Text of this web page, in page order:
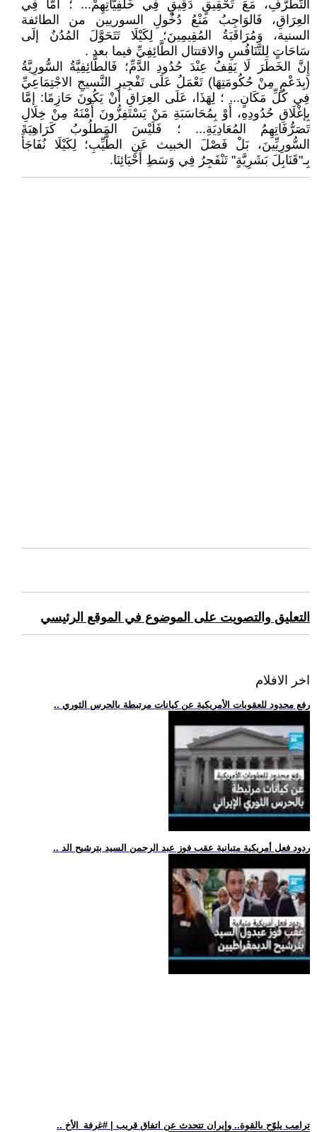
التَّطَرُّفِ، مَعَ تَحْقِيقٍ دَقِيقٍ فِي خَلْفِيَّاتِهِمْ... ؛ أَمَّا فِي
العِرَاقِ، فَالوَاجِبُ مَنْعُ دُخُولِ السوريين من الطائفة
السنية، وَمُرَاقَبَةُ المُقِيمِينَ؛ لِكَيْلَا تَتَحَوَّلَ المُدُنُ إلَى
سَاحَاتٍ لِلتَّنَافُسِ والاقتتال الطَّائِفِيِّ فيما بعد .
إِنَّ الخَطَرَ لَا يَقِفُ عِنْدَ حُدُودِ الدَّمِّ؛ فَالطَّائِفِيَّةُ السُّورِيَّةُ
(بِدَعْمٍ مِنْ حُكُومَتِهَا) تَعْمَلُ عَلَى تَفْجِيرِ النَّسيجِ الاجْتِمَاعِيِّ
فِي كُلِّ مَكَانٍ... ؛ لِهَذَا، عَلَى العِرَاقِ أَنْ يَكُونَ حَازِمًا: إمَّا
بِإغْلَاقِ حُدُودِهِ، أَوْ بِمُحَاسَبَةِ مَنْ يَسْتَفِزُّونَ أَمْنَهُ مِنْ خِلَالِ
تَصَرُّفَاتِهِمُ المُعَادِيَةِ... ؛ فَلَيْسَ المَطلُوبُ كَرَاهِيَةَ
السُّورِيِّينَ، بَلْ فَصْلَ الخبيث عَنِ الطَّيِّبِ؛ لِكَيْلَا نُفَاجَأَ
بِـ"قَنَابِلَ بَشَرِيَّةٍ" تَنْفَجِرُ فِي وَسَطِ أَحْيَائِنَا.
التعليق والتصويت على الموضوع في الموقع الرئيسي
اخر الافلام
.. رفع محدود للعقوبات الأمريكية عن كيانات مرتبطة بالحرس الثوري
.. ردود فعل أمريكية متبانية عقب فوز عبد الرحمن السيد بترشيح الد
.. ترامب يلوّح بالقوة.. وإيران تتحدث عن اتفاق قريب | #غرفة_الأخ